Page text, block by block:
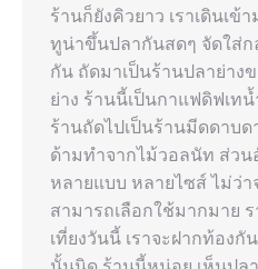
ร้านก็ยังคิวยาว เราเดินเข้
ทูน่าขึ้นปลากันสดๆ จัดใส่
กัน ถัดมาเป็นร้านปลาย่าง
ย่าง ร้านนี้เป็นกาแฟดิฟเท
ร้านถัดไปเป็นร้านมีดดาบ
ด้ามทำจากไม้วอลนัท ส่ว
หลายแบบ หลายไซส์ ไม่ว่า
สามารถเลือกใช้มากมาย
เที่ยงวันนี้ เราจะฝากท้อง